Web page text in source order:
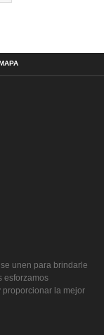
unen para brindarle
esforzamos
proporcionar la mejor